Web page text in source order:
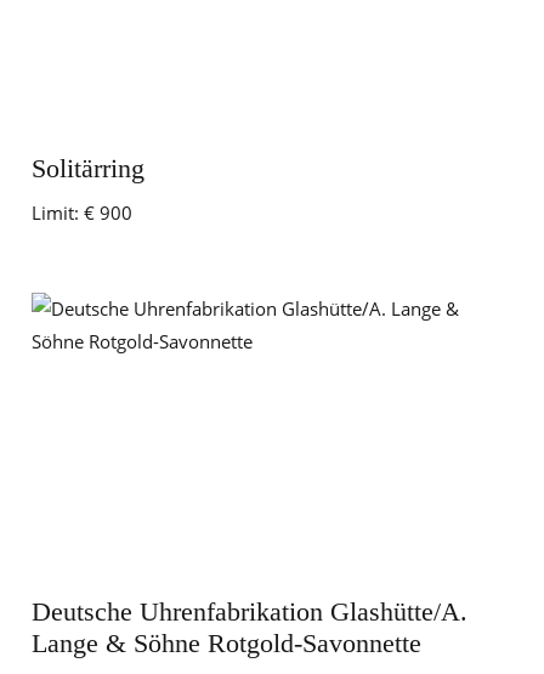
Solitärring
Limit: € 900
Deutsche Uhrenfabrikation Glashütte/A.
Lange & Söhne Rotgold-Savonnette